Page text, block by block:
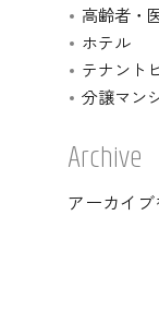
高齢者・
ホテル
テナント
分譲マン
Archive